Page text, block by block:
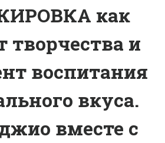
как
творчества и
воспитания
вкуса.
вместе с